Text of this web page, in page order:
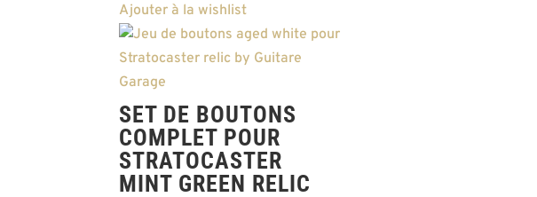
Ajouter à la wishlist
SET DE BOUTONS
COMPLET POUR
STRATOCASTER
MINT GREEN RELIC